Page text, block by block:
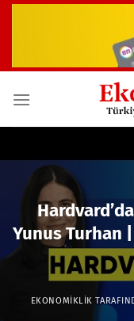
Yunus Turhan
EKONOMIKLIK